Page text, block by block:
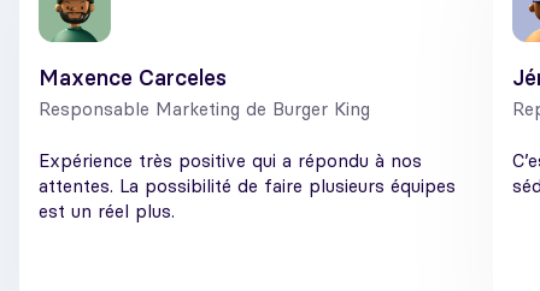
Maxence Carceles
Responsable Marketing de Burger King
Expérience très positive qui a répondu à nos
attentes. La possibilité de faire plusieurs équipes
est un réel plus.